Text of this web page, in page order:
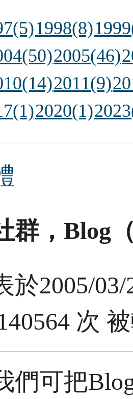
1998(8)
2005(46)
2011(9)
2020(1)
群，Blog
於2005/03/
次
們可把